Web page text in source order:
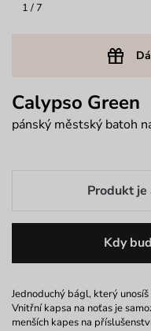
1 / 7
Calypso Green
pánský městský batoh
Produkt
Kdy
Jednoduchý bágl, který
Vnitřní kapsa na noťas je
menších kapes na